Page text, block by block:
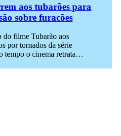
aos tubarões para
sobre furacões
do filme Tubarão aos
por tornados da série
tempo o cinema retrata…